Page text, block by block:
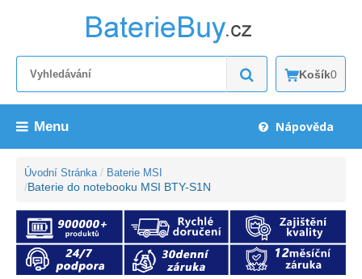
Košík0
Menu Nápověda
Úvodní Stránka Baterie MSI
Baterie do notebooku MSI BTY-S1N